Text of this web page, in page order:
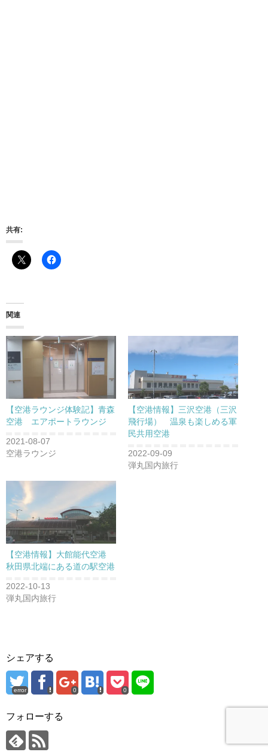
共有:
関連
【空港ラウンジ体験記】青森
空港 エアポートラウンジ
2021-08-07
空港ラウンジ
【空港情報】三沢空港（三沢
飛行場） 温泉も楽しめる軍
民共用空港
2022-09-09
弾丸国内旅行
【空港情報】大館能代空港
秋田県北端にある道の駅空港
2022-10-13
弾丸国内旅行
シェアする
error 0 0
フォローする